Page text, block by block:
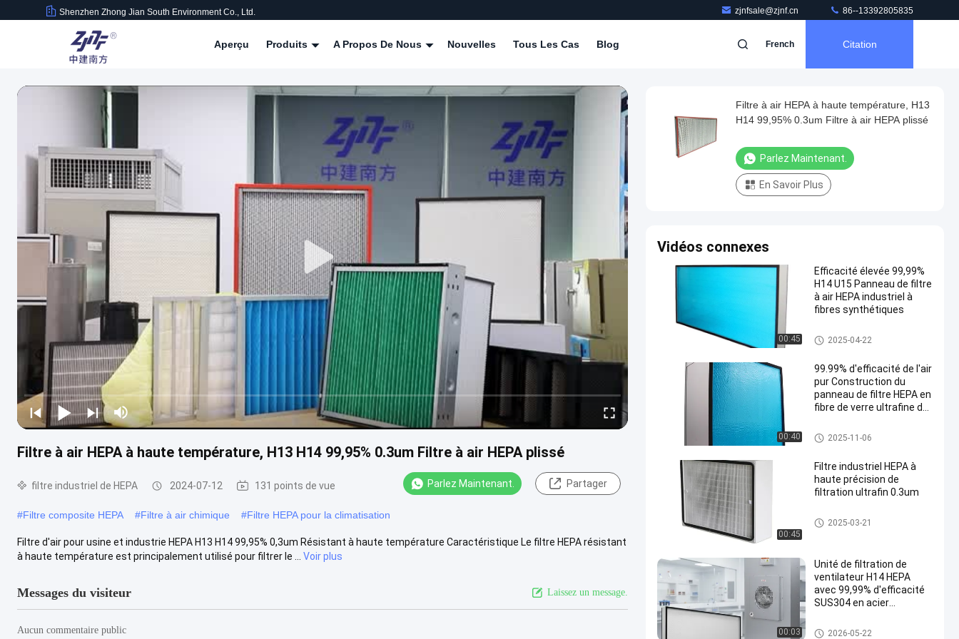
Shenzhen Zhong Jian South Environment Co., Ltd. zjnfsale@zjnf.cn 86--13392805835
Aperçu Produits A Propos De Nous Nouvelles Tous Les Cas Blog French Citation
Filtre à air HEPA à haute température, H13 H14 99,95% 0.3um Filtre à air HEPA plissé
filtre industriel de HEPA 2024-07-12 131 points de vue Parlez Maintenant. Partager
#Filtre composite HEPA #Filtre à air chimique #Filtre HEPA pour la climatisation
Filtre d'air pour usine et industrie HEPA H13 H14 99,95% 0,3um Résistant à haute température Caractéristique Le filtre HEPA résistant
à haute température est principalement utilisé pour filtrer le ...
Voir plus
Messages du visiteur Laissez un message.
Aucun commentaire public
Filtre à air HEPA à haute température, H13
H14 99,95% 0.3um Filtre à air HEPA plissé
Parlez Maintenant.
En Savoir Plus
Vidéos connexes
00:45
Efficacité élevée 99,99%
H14 U15 Panneau de filtre
à air HEPA industriel à
fibres synthétiques
filtre industriel de HEPA
2025-04-22
00:40
99.99% d'efficacité de l'air
pur Construction du
panneau de filtre HEPA en
fibre de verre ultrafine de
Filtre à air de HEPA
2025-11-06
00:45
Filtre industriel HEPA à
haute précision de
filtration ultrafin 0.3um
filtre industriel de HEPA
2025-03-21
00:03
Unité de filtration de
ventilateur H14 HEPA
avec 99,99% d'efficacité
SUS304 en acier
trois vitesses pour salles
Unité de filtrage de fan de FFU
2026-05-22